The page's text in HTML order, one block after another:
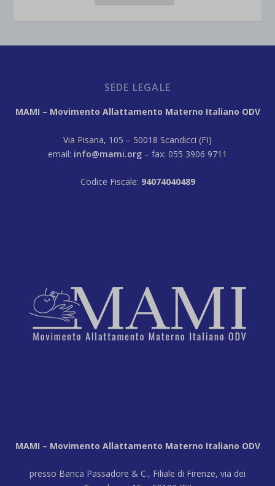
SEDE LEGALE
MAMI – Movimento Allattamento Materno Italiano ODV
Via Pisana, 105 – 50018 Scandicci (FI)
email: info@mami.org – fax: 055 3906 9711
Codice Fiscale: 94074040489
MAMI – Movimento Allattamento Materno Italiano ODV
presso Banca Passadore & C., Filiale di Firenze, via dei